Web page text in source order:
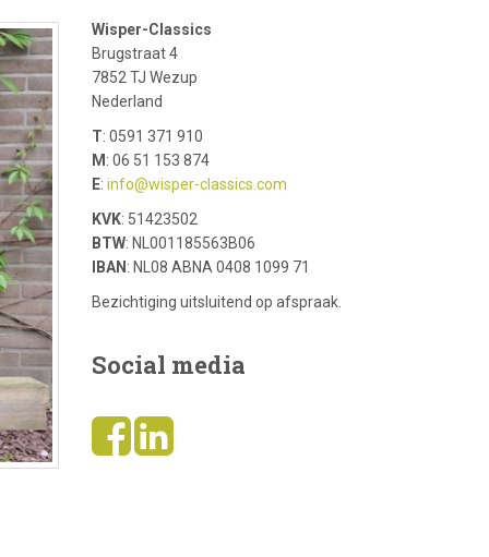
Wisper-Classics
Brugstraat 4
7852 TJ Wezup
Nederland
T: 0591 371 910
M : 06 51 153 874
E: info@wisper-classics.com
KVK: 51423502
BTW: NL001185563B06
IBAN : NL08 ABNA 0408 1099 71
Bezichtiging uitsluitend op afspraak.
Social media